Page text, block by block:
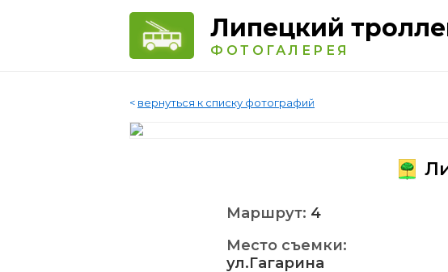
Липецкий
ФОТОГАЛЕРЕЯ
< вернуться к списку фотографий
Маршрут: 4
Место съемки:
ул.Гагарина